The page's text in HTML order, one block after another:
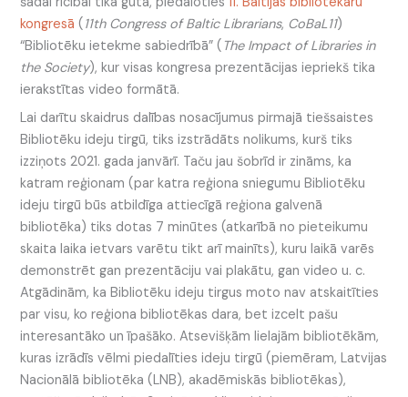
kongresā ( 11th Congress of Baltic Librarians, CoBaL11)
“Bibliotēku ietekme sabiedrībā” ( The Impact of Libraries in
the Society), kur visas kongresa prezentācijas iepriekš tika
ierakstītas video formātā.
Lai darītu skaidrus dalības nosacījumus pirmajā tiešsaistes
Bibliotēku ideju tirgū, tiks izstrādāts nolikums, kurš tiks
izziņots 2021. gada janvārī. Taču jau šobrīd ir zināms, ka
katram reģionam (par katra reģiona sniegumu Bibliotēku
ideju tirgū būs atbildīga attiecīgā reģiona galvenā
bibliotēka) tiks dotas 7 minūtes (atkarībā no pieteikumu
skaita laika ietvars varētu tikt arī mainīts), kuru laikā varēs
demonstrēt gan prezentāciju vai plakātu, gan video u. c.
Atgādinām, ka Bibliotēku ideju tirgus moto nav atskaitīties
par visu, ko reģiona bibliotēkas dara, bet izcelt pašu
interesantāko un īpašāko. Atsevišķām lielajām bibliotēkām,
kuras izrādīs vēlmi piedalīties ideju tirgū (piemēram, Latvijas
Nacionālā bibliotēka (LNB), akadēmiskās bibliotēkas),